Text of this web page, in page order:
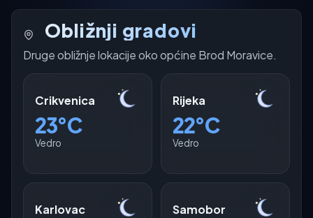
Obližnji gradovi
Druge obližnje lokacije oko općine Brod Moravice.
Crikvenica
23°C
Vedro
Rijeka
22°C
Vedro
Karlovac Samobor